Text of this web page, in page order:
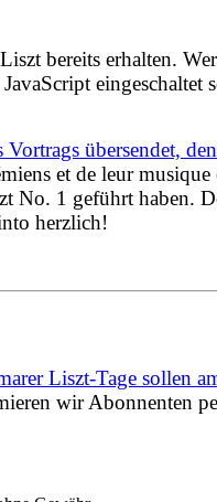
bereits erhalten.
eingeschaltet
übersendet,
et de leur
No. 1 geführt haben.
herzlich!
Liszt-Tage sollen
wir Abonnenten